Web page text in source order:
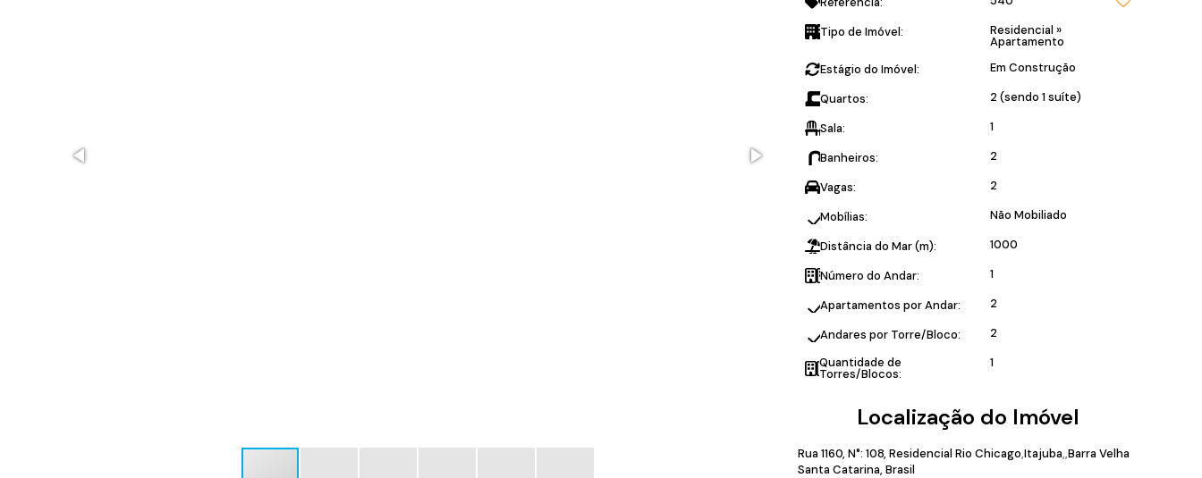
Tipo de Imóvel: Residencial »
Apartamento
Estágio do Imóvel:
Em Construção
Quartos: 2 (sendo 1 suíte)
Sala: 1
Banheiros: 2
Vagas: 2
Mobílias: Não Mobiliado
Distância do Mar (m): 1000
Número do Andar: 1
Apartamentos por Andar: 2
Andares por Torre/Bloco:
2
Quantidade de
Torres/Blocos:
1
Localização do Imóvel
Rua 1160, N°: 108, Residencial Rio Chicago Itajuba Barra Velha
Santa Catarina, Brasil